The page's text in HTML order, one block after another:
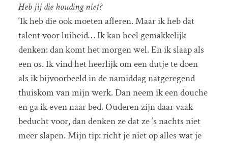
Heb jij die houding niet?
‘Ik heb die ook moeten afleren. Maar ik heb dat
talent voor luiheid… Ik kan heel gemakkelijk
denken: dan komt het morgen wel. En ik slaap als
een os. Ik vind het heerlijk om een dutje te doen
als ik bijvoorbeeld in de namiddag natgeregend
thuiskom van mijn werk. Dan neem ik een douche
en ga ik even naar bed. Ouderen zijn daar vaak
beducht voor, dan denken ze dat ze ’s nachts niet
meer slapen. Mijn tip: richt je niet op alles wat je